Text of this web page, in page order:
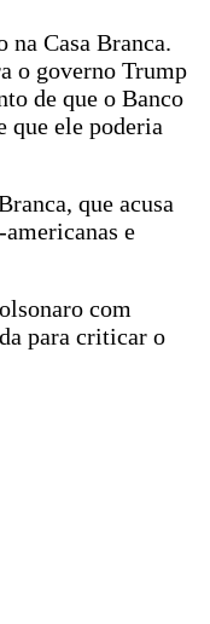
Casa Branca.
o governo Trump
de que o Banco
que ele poderia
que acusa
e
com
para criticar o